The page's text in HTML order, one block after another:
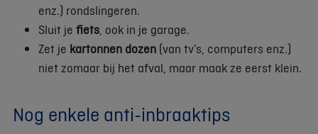
enz.) rondslingeren.
Sluit je fiets , ook in je garage.
Zet je kartonnen dozen (van tv’s, computers enz.)
niet zomaar bij het afval, maar maak ze eerst klein.
Nog enkele anti-inbraaktips